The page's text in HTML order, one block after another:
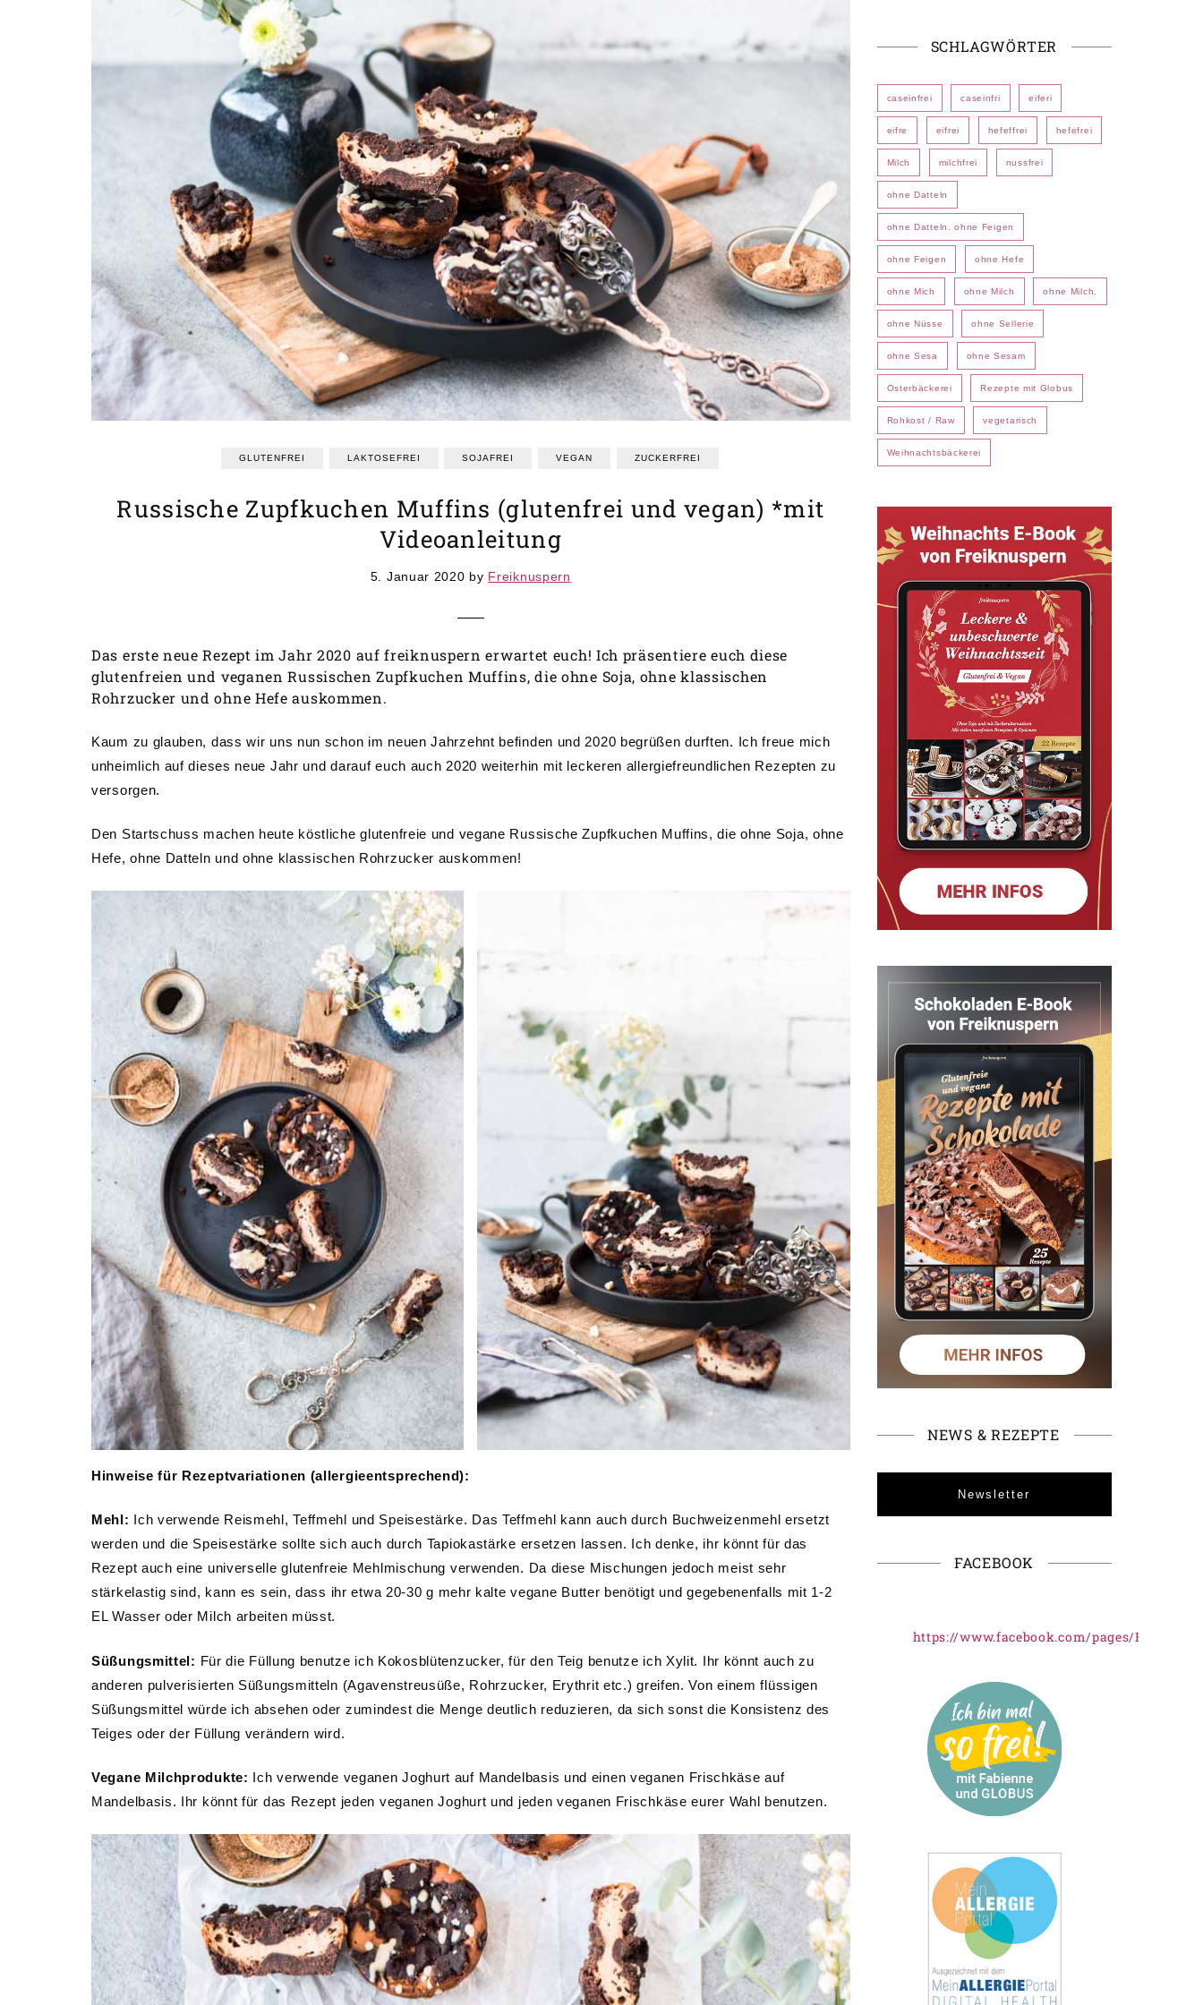
GLUTENFREI LAKTOSEFREI SOJAFREI VEGAN ZUCKERFREI
Russische Zupfkuchen Muffins (glutenfrei und vegan) *mit
Videoanleitung
5. Januar 2020 by Freiknuspern
Das erste neue Rezept im Jahr 2020 auf freiknuspern erwartet euch! Ich präsentiere euch diese
glutenfreien und veganen Russischen Zupfkuchen Muffins, die ohne Soja, ohne klassischen
Rohrzucker und ohne Hefe auskommen.
Kaum zu glauben, dass wir uns nun schon im neuen Jahrzehnt befinden und 2020 begrüßen durften. Ich freue mich
unheimlich auf dieses neue Jahr und darauf euch auch 2020 weiterhin mit leckeren allergiefreundlichen Rezepten zu
versorgen.
Den Startschuss machen heute köstliche glutenfreie und vegane Russische Zupfkuchen Muffins, die ohne Soja, ohne
Hefe, ohne Datteln und ohne klassischen Rohrzucker auskommen!
Hinweise für Rezeptvariationen (allergieentsprechend):
Mehl: Ich verwende Reismehl, Teffmehl und Speisestärke. Das Teffmehl kann auch durch Buchweizenmehl ersetzt
werden und die Speisestärke sollte sich auch durch Tapiokastärke ersetzen lassen. Ich denke, ihr könnt für das
Rezept auch eine universelle glutenfreie Mehlmischung verwenden. Da diese Mischungen jedoch meist sehr
stärkelastig sind, kann es sein, dass ihr etwa 20-30 g mehr kalte vegane Butter benötigt und gegebenenfalls mit 1-2
EL Wasser oder Milch arbeiten müsst.
Süßungsmittel: Für die Füllung benutze ich Kokosblütenzucker, für den Teig benutze ich Xylit. Ihr könnt auch zu
anderen pulverisierten Süßungsmitteln (Agavenstreusüße, Rohrzucker, Erythrit etc.) greifen. Von einem flüssigen
Süßungsmittel würde ich absehen oder zumindest die Menge deutlich reduzieren, da sich sonst die Konsistenz des
Teiges oder der Füllung verändern wird.
Vegane Milchprodukte: Ich verwende veganen Joghurt auf Mandelbasis und einen veganen Frischkäse auf
Mandelbasis. Ihr könnt für das Rezept jeden veganen Joghurt und jeden veganen Frischkäse eurer Wahl benutzen.
SCHLAGWÖRTER
caseinfrei caseinfri eiferi
eifre eifrei hefeffrei hefefrei
Milch milchfrei nussfrei
ohne Datteln
ohne Datteln. ohne Feigen
ohne Feigen ohne Hefe
ohne Mich ohne Milch ohne Milch.
ohne Nüsse ohne Sellerie
ohne Sesa ohne Sesam
Osterbäckerei Rezepte mit Globus
Rohkost / Raw vegetarisch
Weihnachtsbäckerei
NEWS & REZEPTE
Newsletter
FACEBOOK
https://www.facebook.com/pages/